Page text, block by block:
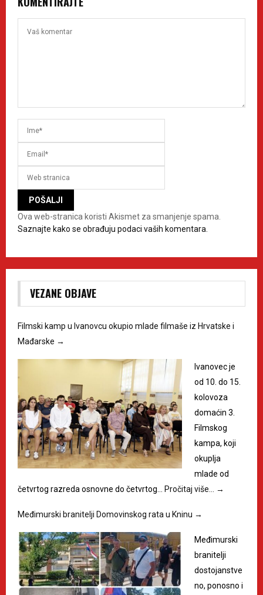
Ova web-stranica koristi Akismet za smanjenje spama.
Saznajte kako se obrađuju podaci vaših komentara.
VEZANE OBJAVE
Filmski kamp u Ivanovcu okupio mlade filmaše iz Hrvatske i
Mađarske →
Ivanovec je
od 10. do 15.
kolovoza
domaćin 3.
Filmskog
kampa, koji
okuplja
mlade od
četvrtog razreda osnovne do četvrtog…
Pročitaj više… →
Međimurski branitelji Domovinskog rata u Kninu →
Međimurski
branitelji
dostojanstve
no, ponosno i